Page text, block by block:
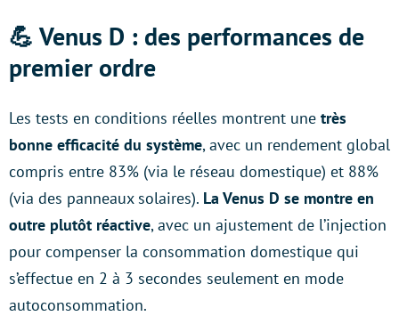
💪 Venus D : des performances de
premier ordre
Les tests en conditions réelles montrent une très
bonne efficacité du système, avec un rendement global
compris entre 83% (via le réseau domestique) et 88%
(via des panneaux solaires). La Venus D se montre en
outre plutôt réactive, avec un ajustement de l’injection
pour compenser la consommation domestique qui
s’effectue en 2 à 3 secondes seulement en mode
autoconsommation.